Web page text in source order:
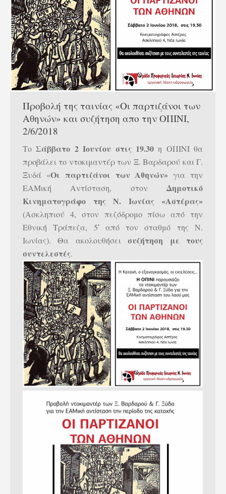
Προβολή της ταινίας «Οι παρτιζάνοι των
Αθηνών» και συζήτηση απο την ΟΠΙΝΙ,
2/6/2018
ΤοΣάββατο 2 Ιουνίου στις 19.30η ΟΠΙΝΙ θα
προβάλει το ντοκιμαντέρ των Ξ. Βαρδαρού και Γ.
Ξυδά «Οι παρτιζάνοι των Αθηνών» για την
ΕΑΜική Αντίσταση, στον Δημοτικό
Κινηματογράφο της Ν. Ιωνίας «Αστέρας»
(Ασκληπιού 4, στον πεζόδρομο πίσω από την
Εθνική Τράπεζα, 5′ από τον σταθμό της Ν.
Ιωνίας). Θα ακολουθήσεισυζήτηση με τους
συντελεστές.